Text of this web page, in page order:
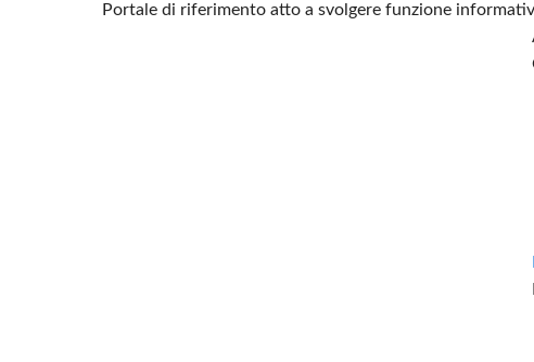
Portale di riferimento atto a svolgere funzione